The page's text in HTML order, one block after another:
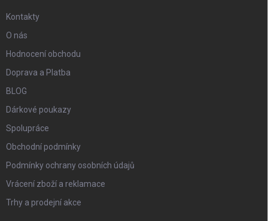
Kontakty
O nás
Hodnocení obchodu
Doprava a Platba
BLOG
Dárkové poukazy
Spolupráce
Obchodní podmínky
Podmínky ochrany osobních údajů
Vrácení zboží a reklamace
Trhy a prodejní akce